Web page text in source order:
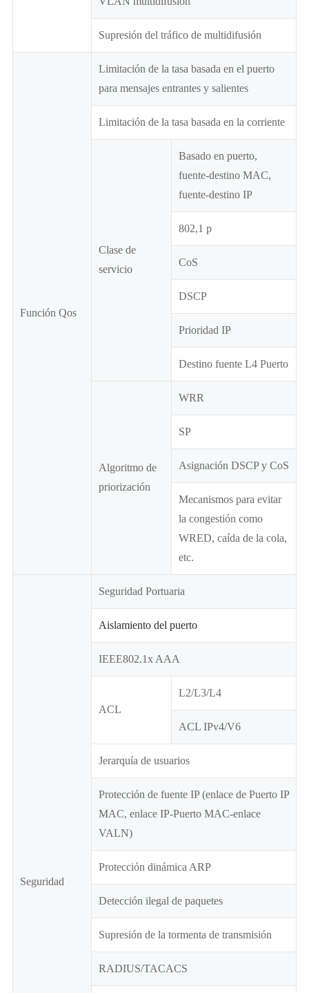
Supresión del tráfico de multidifusión
Función Qos
Limitación de la tasa basada en el puerto
para mensajes entrantes y salientes
Limitación de la tasa basada en la corriente
Clase de
servicio
Basado en puerto,
fuente-destino MAC,
fuente-destino IP
802,1 p
CoS
DSCP
Prioridad IP
Destino fuente L4 Puerto
Algoritmo de
priorización
WRR
SP
Asignación DSCP y CoS
Mecanismos para evitar
la congestión como
WRED, caída de la cola,
etc.
Seguridad
Seguridad Portuaria
Aislamiento del puerto
IEEE802.1x AAA
ACL
L2/L3/L4
ACL IPv4/V6
Jerarquía de usuarios
Protección de fuente IP (enlace de Puerto IP
MAC, enlace IP-Puerto MAC-enlace
VALN)
Protección dinámica ARP
Detección ilegal de paquetes
Supresión de la tormenta de transmisión
RADIUS/TACACS